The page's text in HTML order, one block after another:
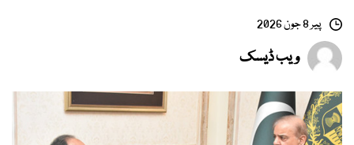
پیر 8 جون 2026
ویب ڈیسک